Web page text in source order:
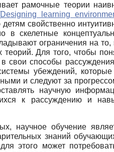
рамочные теории
Designing learning
свойственно
в скелетные
ограничения на то,
Для того, чтобы
свои способы
убеждений,
и следуют за
научную
к рассуждению и
научное обучение
знаний
этого может